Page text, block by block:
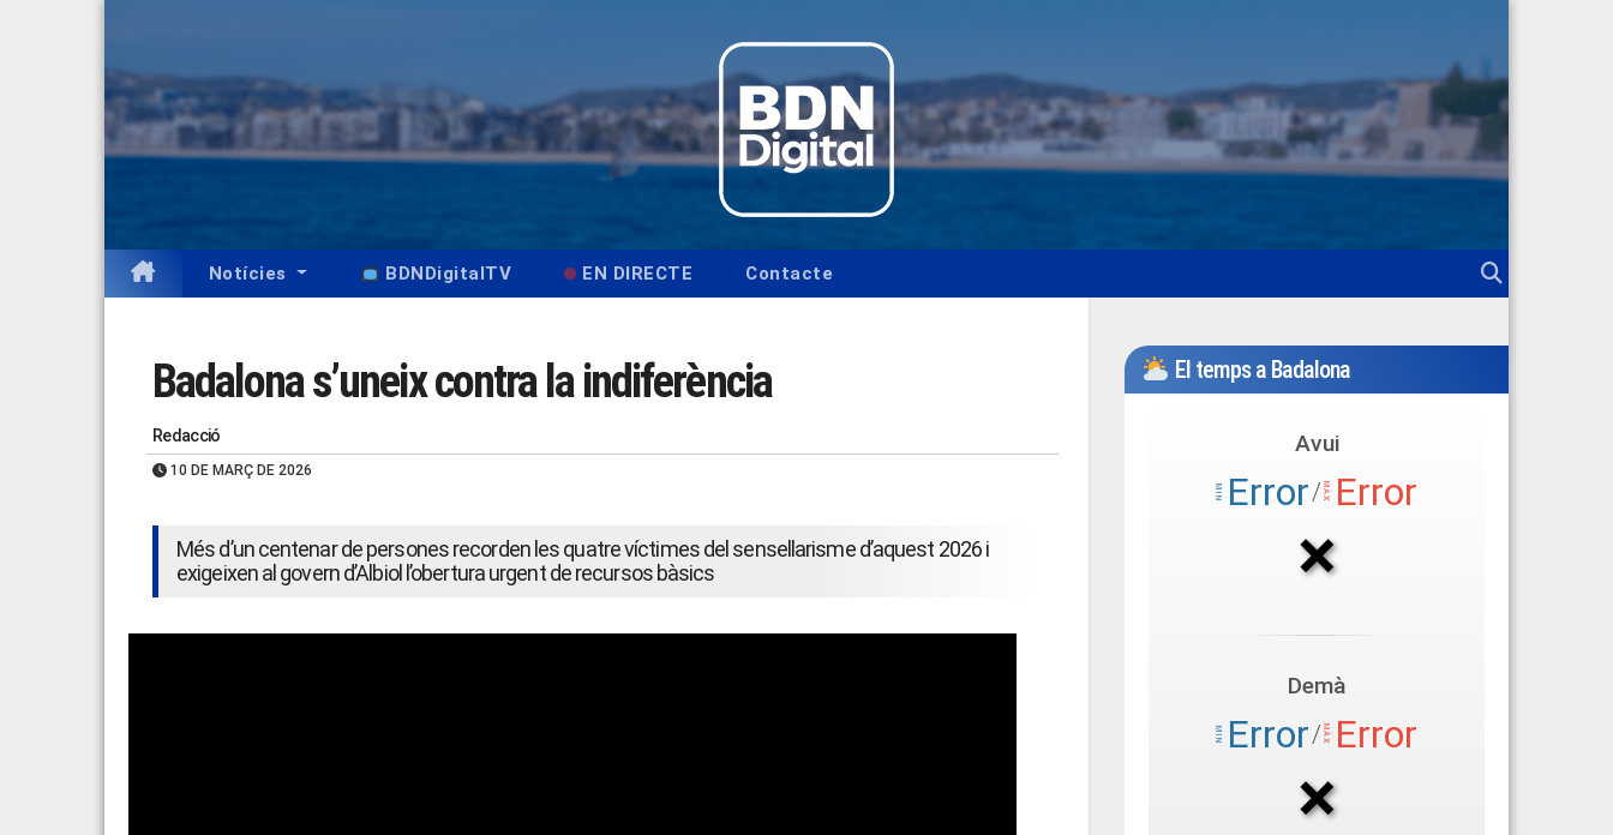
content
Notícies BDNDigitalTV EN DIRECTE Contacte
Badalona s’uneix contra la indiferència
Redacció
10 DE MARÇ DE 2026
Més d’un centenar de persones recorden les quatre víctimes del sensellarisme d’aquest 2026 i
exigeixen al govern d’Albiol l’obertura urgent de recursos bàsics
El temps a Badalona